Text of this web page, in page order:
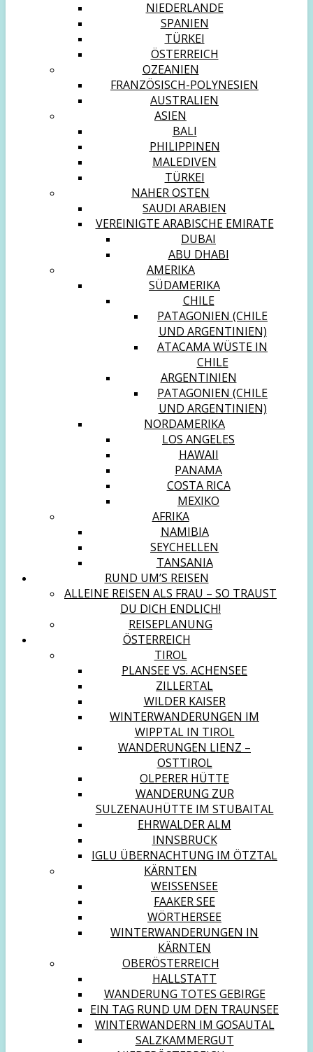
NIEDERLANDE
SPANIEN
TÜRKEI
ÖSTERREICH
OZEANIEN
FRANZÖSISCH-POLYNESIEN
AUSTRALIEN
ASIEN
BALI
PHILIPPINEN
MALEDIVEN
TÜRKEI
NAHER OSTEN
SAUDI ARABIEN
VEREINIGTE ARABISCHE EMIRATE
DUBAI
ABU DHABI
AMERIKA
SÜDAMERIKA
CHILE
PATAGONIEN (CHILE
UND ARGENTINIEN)
ATACAMA WÜSTE IN
CHILE
ARGENTINIEN
PATAGONIEN (CHILE
UND ARGENTINIEN)
NORDAMERIKA
LOS ANGELES
HAWAII
PANAMA
COSTA RICA
MEXIKO
AFRIKA
NAMIBIA
SEYCHELLEN
TANSANIA
RUND UM’S REISEN
ALLEINE REISEN ALS FRAU – SO TRAUST
DU DICH ENDLICH!
REISEPLANUNG
ÖSTERREICH
TIROL
PLANSEE VS. ACHENSEE
ZILLERTAL
WILDER KAISER
WINTERWANDERUNGEN IM
WIPPTAL IN TIROL
WANDERUNGEN LIENZ –
OSTTIROL
OLPERER HÜTTE
WANDERUNG ZUR
SULZENAUHÜTTE IM STUBAITAL
EHRWALDER ALM
INNSBRUCK
IGLU ÜBERNACHTUNG IM ÖTZTAL
KÄRNTEN
WEISSENSEE
FAAKER SEE
WÖRTHERSEE
WINTERWANDERUNGEN IN
KÄRNTEN
OBERÖSTERREICH
HALLSTATT
WANDERUNG TOTES GEBIRGE
EIN TAG RUND UM DEN TRAUNSEE
WINTERWANDERN IM GOSAUTAL
SALZKAMMERGUT